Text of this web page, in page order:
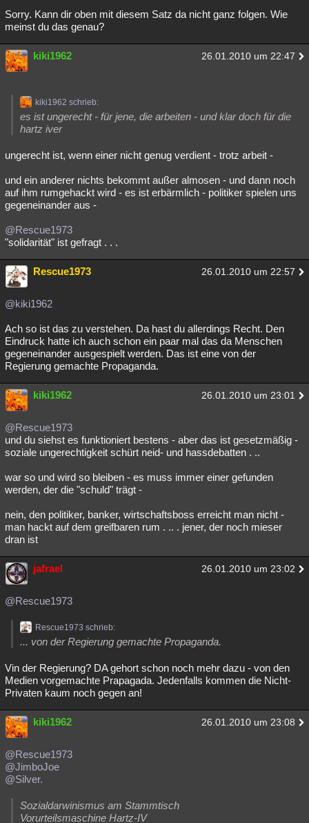
Sorry. Kann dir oben mit diesem Satz da nicht ganz folgen. Wie
meinst du das genau?
kiki1962 26.01.2010 um 22:47
kiki1962 schrieb:
es ist ungerecht - für jene, die arbeiten - und klar doch für die
hartz iver
ungerecht ist, wenn einer nicht genug verdient - trotz arbeit -
und ein anderer nichts bekommt außer almosen - und dann noch
auf ihm rumgehackt wird - es ist erbärmlich - politiker spielen uns
gegeneinander aus -
@Rescue1973
"solidarität" ist gefragt . . .
Rescue1973 26.01.2010 um 22:57
@kiki1962
Ach so ist das zu verstehen. Da hast du allerdings Recht. Den
Eindruck hatte ich auch schon ein paar mal das da Menschen
gegeneinander ausgespielt werden. Das ist eine von der
Regierung gemachte Propaganda.
kiki1962 26.01.2010 um 23:01
@Rescue1973
und du siehst es funktioniert bestens - aber das ist gesetzmäßig -
soziale ungerechtigkeit schürt neid- und hassdebatten . ..
war so und wird so bleiben - es muss immer einer gefunden
werden, der die "schuld" trägt -
nein, den politiker, banker, wirtschaftsboss erreicht man nicht -
man hackt auf dem greifbaren rum . .. . jener, der noch mieser
dran ist
jafrael 26.01.2010 um 23:02
@Rescue1973
Rescue1973 schrieb:
... von der Regierung gemachte Propaganda.
Vin der Regierung? DA gehort schon noch mehr dazu - von den
Medien vorgemachte Prapagada. Jedenfalls kommen die Nicht-
Privaten kaum noch gegen an!
kiki1962 26.01.2010 um 23:08
@Rescue1973
@JimboJoe
@Silver.
Sozialdarwinismus am Stammtisch
Vorurteilsmaschine Hartz-IV